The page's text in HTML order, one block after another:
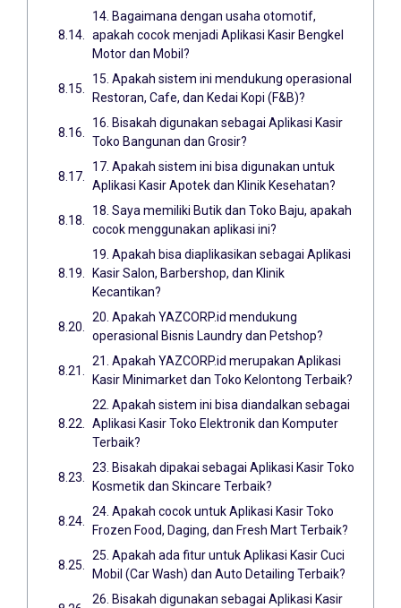
14. Bagaimana dengan usaha otomotif,
apakah cocok menjadi Aplikasi Kasir Bengkel
Motor dan Mobil?
15. Apakah sistem ini mendukung operasional
Restoran, Cafe, dan Kedai Kopi (F&B)?
16. Bisakah digunakan sebagai Aplikasi Kasir
Toko Bangunan dan Grosir?
17. Apakah sistem ini bisa digunakan untuk
Aplikasi Kasir Apotek dan Klinik Kesehatan?
18. Saya memiliki Butik dan Toko Baju, apakah
cocok menggunakan aplikasi ini?
19. Apakah bisa diaplikasikan sebagai Aplikasi
Kasir Salon, Barbershop, dan Klinik
Kecantikan?
20. Apakah YAZCORP.id mendukung
operasional Bisnis Laundry dan Petshop?
21. Apakah YAZCORP.id merupakan Aplikasi
Kasir Minimarket dan Toko Kelontong Terbaik?
22. Apakah sistem ini bisa diandalkan sebagai
Aplikasi Kasir Toko Elektronik dan Komputer
Terbaik?
23. Bisakah dipakai sebagai Aplikasi Kasir Toko
Kosmetik dan Skincare Terbaik?
24. Apakah cocok untuk Aplikasi Kasir Toko
Frozen Food, Daging, dan Fresh Mart Terbaik?
25. Apakah ada fitur untuk Aplikasi Kasir Cuci
Mobil (Car Wash) dan Auto Detailing Terbaik?
26. Bisakah digunakan sebagai Aplikasi Kasir